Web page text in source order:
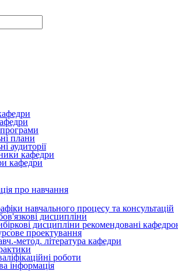
плани
аудиторії
кафедри
кафедри
про навчання
навчального процесу та консультацій
дисципліни
дисципліни рекомендовані
проектування
метод. література кафедри
роботи
інформація